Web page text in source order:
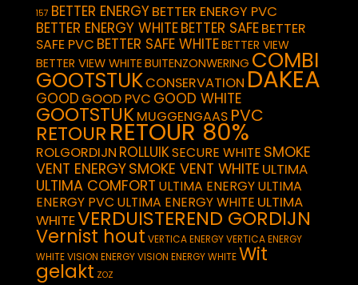
157 BETTER ENERGYBETTER ENERGY PVC
BETTER ENERGY WHITEBETTER SAFEBETTER
SAFE PVC BETTER SAFE WHITEBETTER VIEW
BETTER VIEW WHITEBUITENZONWERING COMBI
GOOTSTUKCONSERVATION DAKEA
GOOD GOOD PVC GOOD WHITE
GOOTSTUKMUGGENGAAS PVC
RETOUR RETOUR 80%
ROLGORDIJN ROLLUIKSECURE WHITE SMOKE
VENT ENERGYSMOKE VENT WHITE ULTIMA
ULTIMA COMFORT ULTIMA ENERGYULTIMA
ENERGY PVC ULTIMA ENERGY WHITE ULTIMA
WHITEVERDUISTEREND GORDIJN
Vernist hout VERTICA ENERGYVERTICA ENERGY
WHITEVISION ENERGYVISION ENERGY WHITEWit
gelakt ZOZ